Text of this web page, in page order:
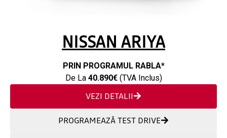
NISSAN ARIYA
PRIN PROGRAMUL RABLA*
De La 40.890€(TVA Inclus)
VEZI DETALII
PROGRAMEAZĂ TEST DRIVE